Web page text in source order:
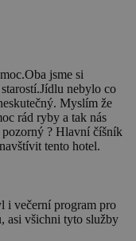
jsme si
nebylo co
Myslím že
rád ryby a tak nás
pozorný ? Hlavní číšník
tento hotel.
i večerní program pro
asi všichni tyto služby